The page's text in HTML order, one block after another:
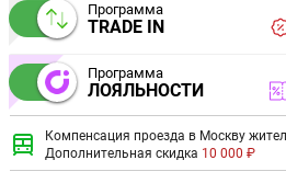
Программа
TRADE IN
Программа
ЛОЯЛЬНОСТИ
Компенсация проезда в Москву
Дополнительная скидка 10 000 ₽